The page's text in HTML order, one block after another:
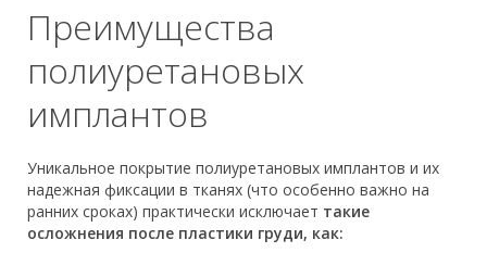
Преимущества
полиуретановых
имплантов
Уникальное покрытие полиуретановых имплантов и их
надежная фиксации в тканях (что особенно важно на
ранних сроках) практически исключает такие
осложнения после пластики груди, как: